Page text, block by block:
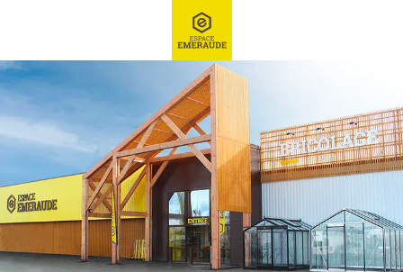
Ex : Robot tondeuse, ...
Huile de moteur 4 temps